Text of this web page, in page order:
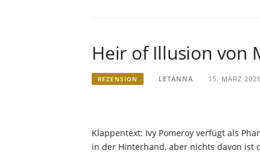
Heir of Illusion von
REZENSION LETANNA 15. MÄRZ 2026
Klappentext: Ivy Pomeroy verfügt als
in der Hinterhand, aber nichts davon ist